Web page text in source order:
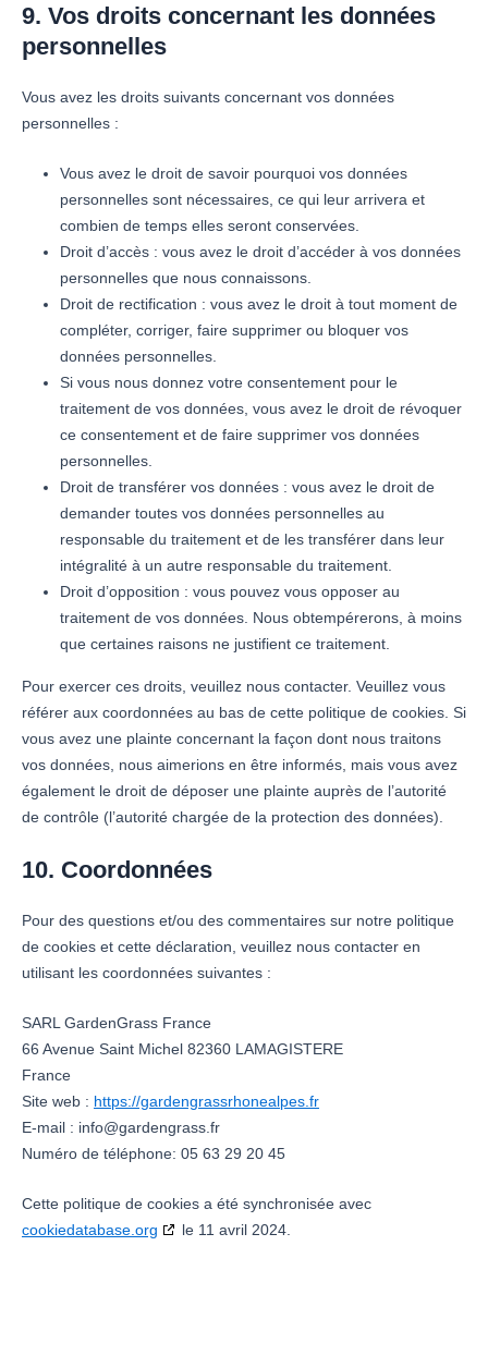
9. Vos droits concernant les données
personnelles
Vous avez les droits suivants concernant vos données
personnelles :
Vous avez le droit de savoir pourquoi vos données
personnelles sont nécessaires, ce qui leur arrivera et
combien de temps elles seront conservées.
Droit d’accès : vous avez le droit d’accéder à vos données
personnelles que nous connaissons.
Droit de rectification : vous avez le droit à tout moment de
compléter, corriger, faire supprimer ou bloquer vos
données personnelles.
Si vous nous donnez votre consentement pour le
traitement de vos données, vous avez le droit de révoquer
ce consentement et de faire supprimer vos données
personnelles.
Droit de transférer vos données : vous avez le droit de
demander toutes vos données personnelles au
responsable du traitement et de les transférer dans leur
intégralité à un autre responsable du traitement.
Droit d’opposition : vous pouvez vous opposer au
traitement de vos données. Nous obtempérerons, à moins
que certaines raisons ne justifient ce traitement.
Pour exercer ces droits, veuillez nous contacter. Veuillez vous
référer aux coordonnées au bas de cette politique de cookies. Si
vous avez une plainte concernant la façon dont nous traitons
vos données, nous aimerions en être informés, mais vous avez
également le droit de déposer une plainte auprès de l’autorité
de contrôle (l’autorité chargée de la protection des données).
10. Coordonnées
Pour des questions et/ou des commentaires sur notre politique
de cookies et cette déclaration, veuillez nous contacter en
utilisant les coordonnées suivantes :
SARL GardenGrass France
66 Avenue Saint Michel 82360 LAMAGISTERE
France
Site web : https://gardengrassrhonealpes.fr
E-mail : info@gardengrass.fr
Numéro de téléphone: 05 63 29 20 45
Cette politique de cookies a été synchronisée avec
cookiedatabase.org
le 11 avril 2024.